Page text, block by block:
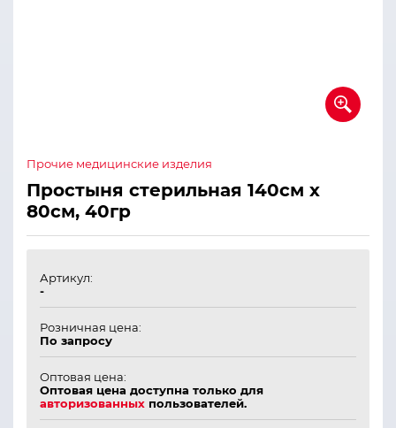
Прочие медицинские изделия
Простыня стерильная 140см х
80см, 40гр
Артикул:
-
Розничная цена:
По запросу
Оптовая цена:
Оптовая цена доступна только для
авторизованных пользователей.